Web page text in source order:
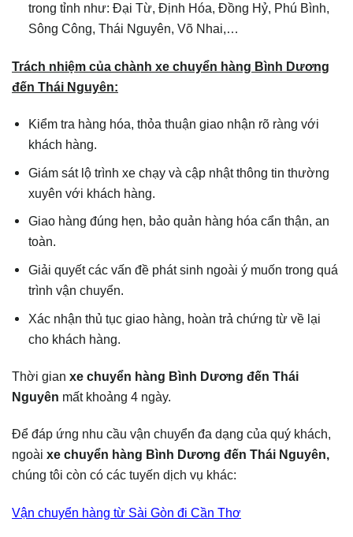
trong tỉnh như: Đại Từ, Định Hóa, Đồng Hỷ, Phú Bình,
Sông Công, Thái Nguyên, Võ Nhai,…
Trách nhiệm của chành xe chuyển hàng Bình Dương
đến Thái Nguyên:
Kiểm tra hàng hóa, thỏa thuận giao nhận rõ ràng với
khách hàng.
Giám sát lộ trình xe chạy và cập nhật thông tin thường
xuyên với khách hàng.
Giao hàng đúng hẹn, bảo quản hàng hóa cẩn thận, an
toàn.
Giải quyết các vấn đề phát sinh ngoài ý muốn trong quá
trình vận chuyển.
Xác nhận thủ tục giao hàng, hoàn trả chứng từ về lại
cho khách hàng.
Thời gian xe chuyển hàng Bình Dương đến Thái
Nguyên mất khoảng 4 ngày.
Để đáp ứng nhu cầu vận chuyển đa dạng của quý khách,
ngoài xe chuyển hàng Bình Dương đến Thái Nguyên,
chúng tôi còn có các tuyến dịch vụ khác:
Vận chuyển hàng từ Sài Gòn đi Cần Thơ